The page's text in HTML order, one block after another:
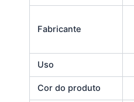
Fabricante
Uso
Cor do produto